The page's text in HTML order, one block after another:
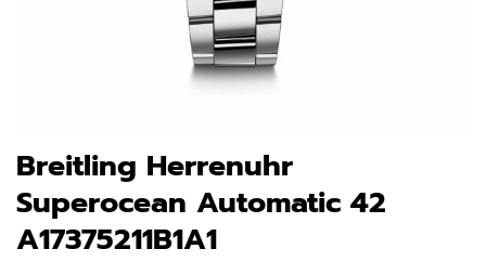
Breitling Herrenuhr
Superocean Automatic 42
A17375211B1A1